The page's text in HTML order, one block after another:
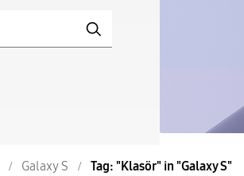
Galaxy S Tag: "Klasör" in "Galaxy S"